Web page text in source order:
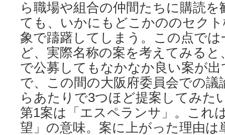
ら職場や組合の仲間たちに購読
ても、いかにもどこかののセク
象で躊躇してしまう。この点で
ど、実際名称の案を考えてみると
で公募してもなかなか良い案が
で、この間の大阪府委員会での
らあたりで3つほど提案してみた
第1案は「エスペランサ」。これ
望」の意味。案に上がった理由は